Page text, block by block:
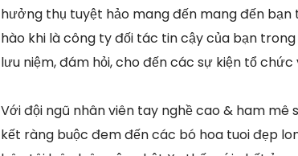
hưởng thụ tuyệt hảo mang đến mang đến
hào khi là công ty đối tác tin cậy của bạn
lưu niệm, đám hỏi, cho đến các sự kiện tổ chức
Với đội ngũ nhân viên tay nghề cao & ham
kết ràng buộc đem đến các bó hoa tuoi đẹp